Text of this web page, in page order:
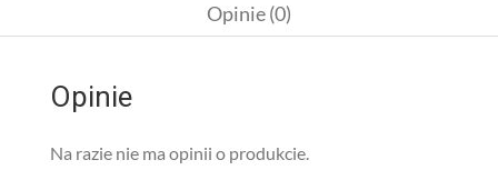
Opinie (0)
Opinie
Na razie nie ma opinii o produkcie.